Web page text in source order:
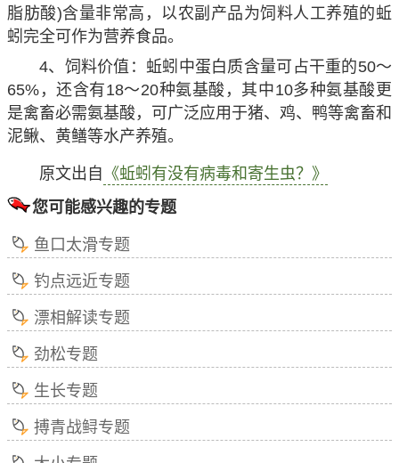
脂肪酸)含量非常高，以农副产品为饲料人工养殖的蚯
蚓完全可作为营养食品。
4、饲料价值：蚯蚓中蛋白质含量可占干重的50～
65%，还含有18～20种氨基酸，其中10多种氨基酸更
是禽畜必需氨基酸，可广泛应用于猪、鸡、鸭等禽畜和
泥鳅、黄鳝等水产养殖。
原文出自 《蚯蚓有没有病毒和寄生虫？》
您可能感兴趣的专题
鱼口太滑专题
钓点远近专题
漂相解读专题
劲松专题
生长专题
搏青战鲟专题